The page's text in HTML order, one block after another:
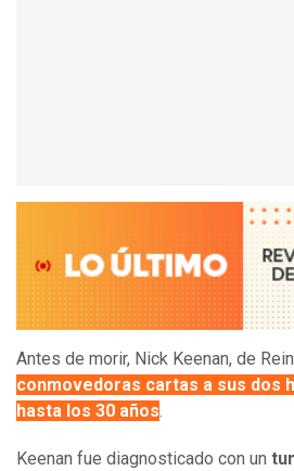
Antes de morir, Nick Keenan, de
conmovedoras cartas a sus dos
hasta los 30 años.
Keenan fue diagnosticado con un